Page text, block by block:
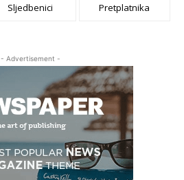
Sljedbenici Pretplatnika
- Advertisement -